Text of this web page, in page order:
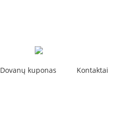
Dovanų kuponas Kontaktai